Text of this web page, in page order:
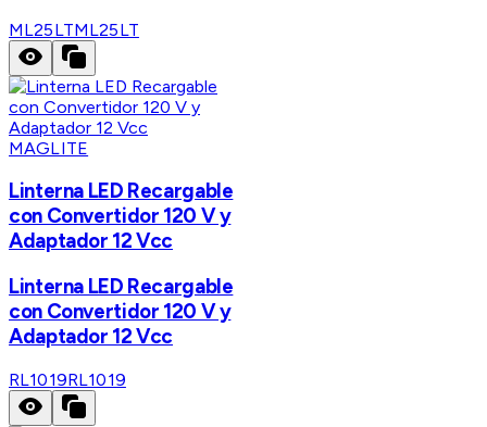
ML25LTML25LT
MAGLITE
Linterna LED Recargable
con Convertidor 120 V y
Adaptador 12 Vcc
Linterna LED Recargable
con Convertidor 120 V y
Adaptador 12 Vcc
RL1019RL1019